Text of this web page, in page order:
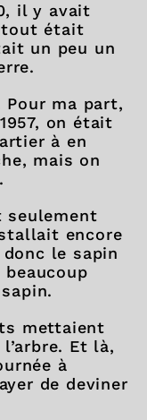
il y avait
tout était
un peu un
Pour ma part,
on était
à en
mais on
seulement
encore
donc le sapin
mettaient
Et là,
à
de deviner